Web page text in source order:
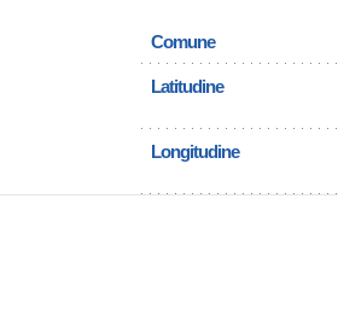
Comune
Latitudine
Longitudine